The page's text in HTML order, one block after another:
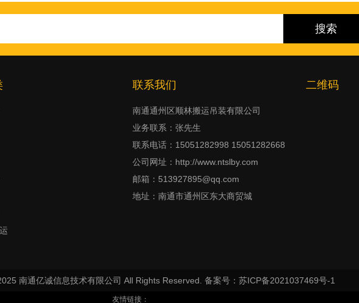
联系我们
南通通州区顺林搬运吊装有限公司
业务联系：张先生
联系电话：15051282998 15051282668
公司网址：http://www.ntslby.com
邮箱：513927895@qq.com
地址：南通市通州区东大商贸城
二维码
南通亿诚信息技术有限公司 All Rights Reserved. 备案号：苏ICP备2021037469号-1
友情链接：